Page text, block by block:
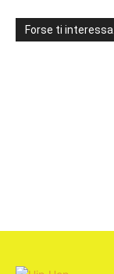
Forse ti interessa…